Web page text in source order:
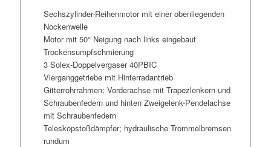
Sechszylinder-Reihenmotor mit einer obenliegenden
Nockenwelle
Motor mit 50° Neigung nach links eingebaut
Trockensumpfschmierung
3 Solex-Doppelvergaser 40PBIC
Vierganggetriebe mit Hinterradantrieb
Gitterrohrrahmen; Vorderachse mit Trapezlenkern und
Schraubenfedern und hinten Zweigelenk-Pendelachse
mit Schraubenfedern
Teleskopstoßdämpfer; hydraulische Trommelbremsen
rundum